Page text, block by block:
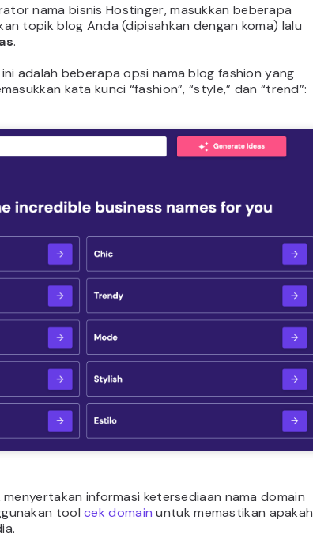
nama bisnis Hostinger, masukkan beberapa
topik blog Anda (dipisahkan dengan koma) lalu
.
adalah beberapa opsi nama blog fashion yang
kata kunci “fashion”, “style,” dan “trend”:
informasi ketersediaan nama domain
toolcek domain untuk memastikan apakah